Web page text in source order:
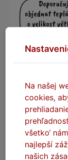
Na našej
cookies,
všetko‘
najlepší
našich